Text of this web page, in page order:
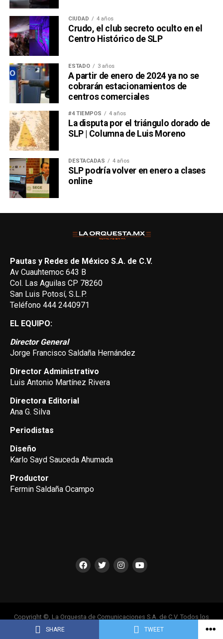
SHARE TWEET
CIUDAD 4 años
Crudo, el club secreto oculto en el
Centro Histórico de SLP
ESTADO 3 años
A partir de enero de 2024 ya no se
cobrarán estacionamientos de
centros comerciales
#4 TIEMPOS 4 años
La disputa por el triángulo dorado de
SLP | Columna de Luis Moreno
DESTACADAS 4 años
SLP podría volver en enero a clases
online
Pautas y Redes de México S.A. de C.V.
Av Cuauhtemoc 643 B
Col. Las Aguilas CP 78260
San Luis Potosí, S.L.P.
Teléfono 444 2440971
EL EQUIPO:
Director General
Jorge Francisco Saldaña Hernández
Director Administrativo
Luis Antonio Martínez Rivera
Directora Editorial
Ana G. Silva
Periodistas
Diseño
Karlo Sayd Sauceda Ahumada
Productor
Fermin Saldaña Ocampo
Copyright ©, La Orquesta de Comunicaciones S.A. de C.V. Todos los
Derechos Reservados